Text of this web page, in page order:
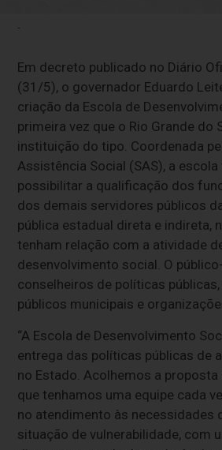
-
Em decreto publicado no Diário
(31/5), o governador Eduardo
criação da Escola de
primeira vez que o Rio Grande do
instituição do tipo. Coordenada
Assistência Social (SAS), a
possibilitar a qualificação dos
dos demais servidores públicos
pública estadual direta e indireta,
tenham relação com a atividade
desenvolvimento social. O
conselheiros de políticas
públicos municipais e
“A Escola de Desenvolvimento
entrega das políticas públicas de
no Estado. Acolhemos a
que tenhamos uma equipe cada
no atendimento às necessidades
situação de vulnerabilidade, com